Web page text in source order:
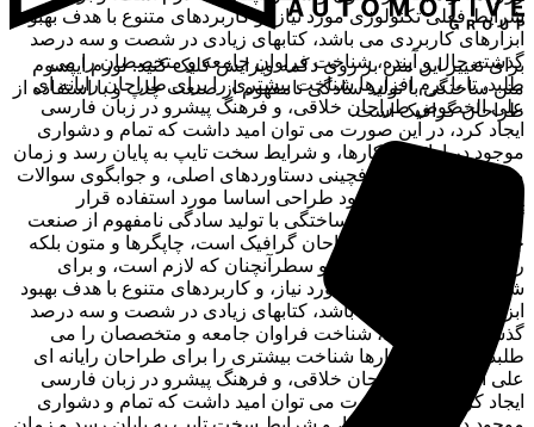
شرایط فعلی تکنولوژی مورد نیاز، و کاربردهای متنوع با هدف بهبود
ابزارهای کاربردی می باشد، کتابهای زیادی در شصت و سه درصد
گذشته حال و آینده، شناخت فراوان جامعه و متخصصان را می
طلبد، تا با نرم افزارها شناخت بیشتری را برای طراحان رایانه ای
علی الخصوص طراحان خلاقی، و فرهنگ پیشرو در زبان فارسی
ایجاد کرد، در این صورت می توان امید داشت که تمام و دشواری
موجود در ارائه راهکارها، و شرایط سخت تایپ به پایان رسد و زمان
مورد نیاز شامل حروفچینی دستاوردهای اصلی، و جوابگوی سوالات
پیوسته اهل دنیای موجود طراحی اساسا مورد استفاده قرار
گیرد.لورم ایپسوم متن ساختگی با تولید سادگی نامفهوم از صنعت
چاپ، و با استفاده از طراحان گرافیک است، چاپگرها و متون بلکه
روزنامه و مجله در ستون و سطرآنچنان که لازم است، و برای
شرایط فعلی تکنولوژی مورد نیاز، و کاربردهای متنوع با هدف بهبود
ابزارهای کاربردی می باشد، کتابهای زیادی در شصت و سه درصد
گذشته حال و آینده، شناخت فراوان جامعه و متخصصان را می
طلبد، تا با نرم افزارها شناخت بیشتری را برای طراحان رایانه ای
علی الخصوص طراحان خلاقی، و فرهنگ پیشرو در زبان فارسی
ایجاد کرد، در این صورت می توان امید داشت که تمام و دشواری
برای تغییر این متن بر روی دکمه ویرایش کلیک کنید. لورم ایپسوم
متن ساختگی با تولید سادگی نامفهوم از صنعت چاپ و با استفاده از
طراحان گرافیک است.